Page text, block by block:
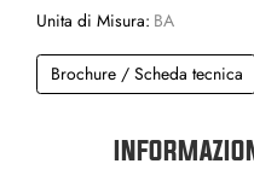
Unita di Misura: BA
Brochure / Scheda tecnica